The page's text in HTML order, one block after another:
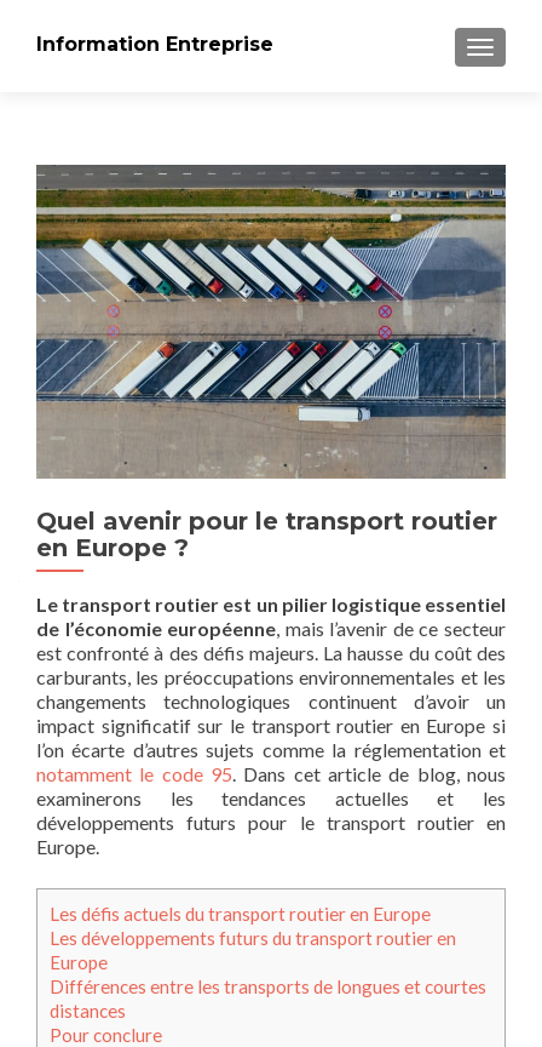
Information Entreprise
Quel avenir pour le transport routier
en Europe ?
Le transport routier est un pilier logistique essentiel
de l’économie européenne , mais l’avenir de ce secteur
est confronté à des défis majeurs. La hausse du coût des
carburants, les préoccupations environnementales et les
changements technologiques continuent d’avoir un
impact significatif sur le transport routier en Europe si
l’on écarte d’autres sujets comme la réglementation et
notamment le code 95 . Dans cet article de blog, nous
examinerons les tendances actuelles et les
développements futurs pour le transport routier en
Europe.
Les défis actuels du transport routier en Europe
Les développements futurs du transport routier en
Europe
Différences entre les transports de longues et courtes
distances
Pour conclure